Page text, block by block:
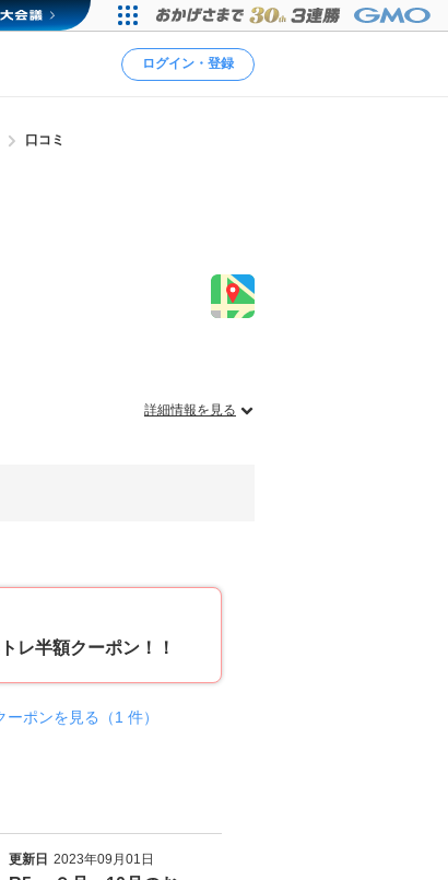
ログイン・登録
口コミ
詳細情報を見る
レ半額クーポン！！
ーポンを見る（1 件）
更新日 2023年09月01日